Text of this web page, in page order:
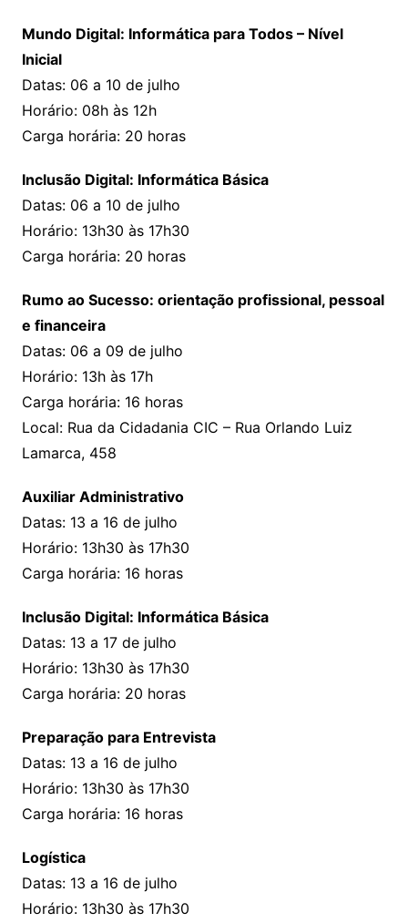
Mundo Digital: Informática para Todos – Nível
Inicial
Datas: 06 a 10 de julho
Horário: 08h às 12h
Carga horária: 20 horas
Inclusão Digital: Informática Básica
Datas: 06 a 10 de julho
Horário: 13h30 às 17h30
Carga horária: 20 horas
Rumo ao Sucesso: orientação profissional, pessoal
e financeira
Datas: 06 a 09 de julho
Horário: 13h às 17h
Carga horária: 16 horas
Local: Rua da Cidadania CIC – Rua Orlando Luiz
Lamarca, 458
Auxiliar Administrativo
Datas: 13 a 16 de julho
Horário: 13h30 às 17h30
Carga horária: 16 horas
Inclusão Digital: Informática Básica
Datas: 13 a 17 de julho
Horário: 13h30 às 17h30
Carga horária: 20 horas
Preparação para Entrevista
Datas: 13 a 16 de julho
Horário: 13h30 às 17h30
Carga horária: 16 horas
Logística
Datas: 13 a 16 de julho
Horário: 13h30 às 17h30